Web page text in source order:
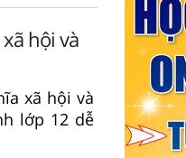
hội và
xã hội và
lớp 12 dễ